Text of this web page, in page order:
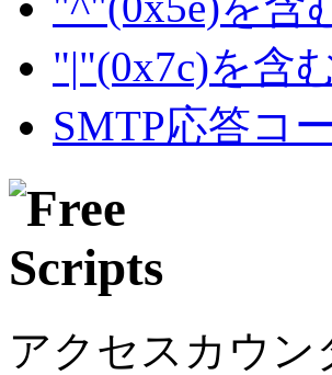
"|"(0x7c)を含
SMTP応答コ
アクセスカウン